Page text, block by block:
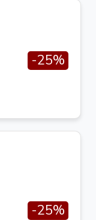
-25%
-25%